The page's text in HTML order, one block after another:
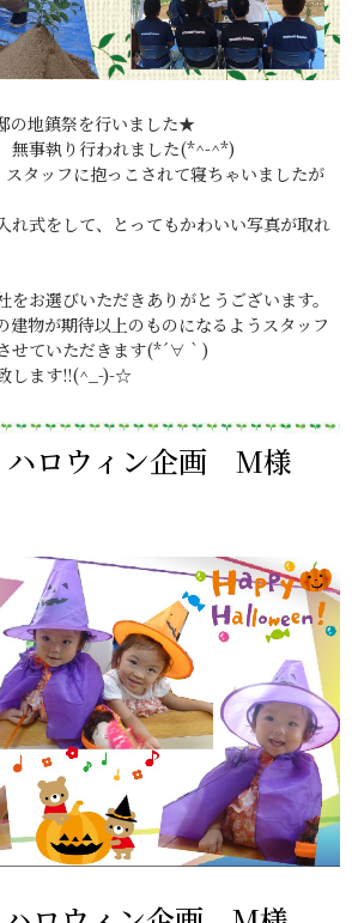
の地鎮祭を行いました★
無事執り行われました(*^-^*)
スタッフに抱っこされて寝ちゃいましたが
れ式をして、とってもかわいい写真が取れ
お選びいただきありがとうございます。
建物が期待以上のものになるようスタッフ
せていただきます(*´∀｀)
します!!(^_-)-☆
ロウィン企画 M様